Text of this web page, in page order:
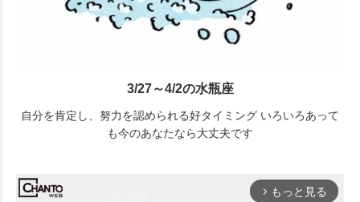
3/27～4/2の水瓶座
自分を肯定し、努力を認められる好タイミング いろいろあって
も今のあなたなら大丈夫です
arrow_forward_ios もっと見る